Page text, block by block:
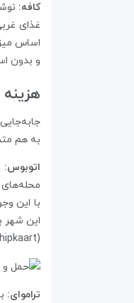
کافه:
اساس
و بدون
به هم
اتوبوس:
محله‌های
این شهر
(OV-Chipkaart) می‌توانند سفر ارزان‌تری داشته باشند.
تراموای: